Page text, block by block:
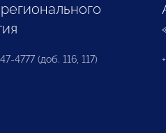
4777 (доб. 116, 117)